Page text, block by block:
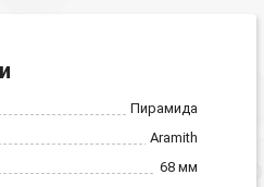
Пирамида
Aramith
68 мм